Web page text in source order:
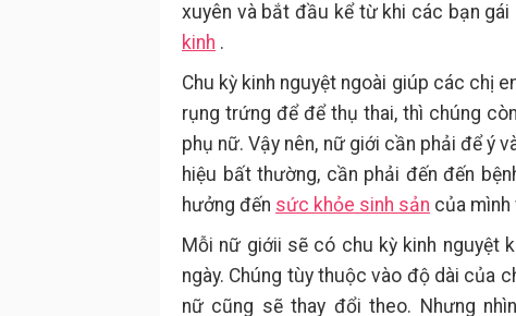
xuyên và bắt đầu kể từ khi các bạn
kinh .
Chu kỳ kinh nguyệt ngoài giúp các chị
rụng trứng để để thụ thai, thì chúng
phụ nữ. Vậy nên, nữ giới cần phải để ý
hiệu bất thường, cần phải đến đến
hưởng đến sức khỏe sinh sản của mình
Mỗi nữ giớii sẽ có chu kỳ kinh nguyệt
ngày. Chúng tùy thuộc vào độ dài của
nữ cũng sẽ thay đổi theo. Nhưng